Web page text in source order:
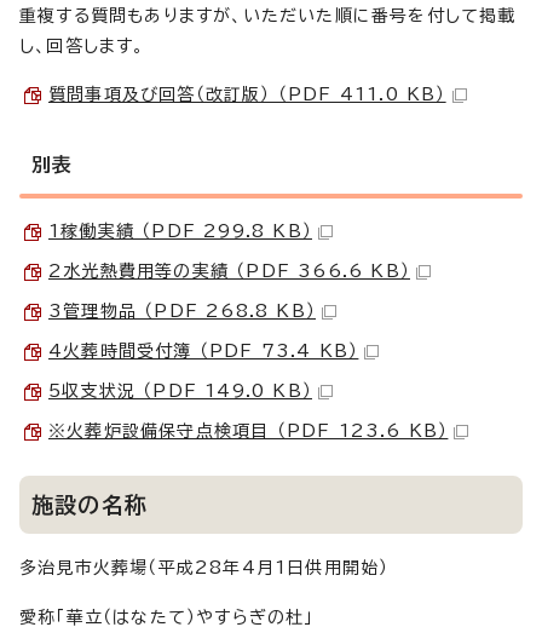
重複する質問もありますが、いただいた順に番号を付して掲載
し、回答します。
質問事項及び回答（改訂版） （PDF 411.0 KB）
別表
1稼働実績 （PDF 299.8 KB）
2水光熱費用等の実績 （PDF 366.6 KB）
3管理物品 （PDF 268.8 KB）
4火葬時間受付簿 （PDF 73.4 KB）
5収支状況 （PDF 149.0 KB）
※火葬炉設備保守点検項目 （PDF 123.6 KB）
施設の名称
多治見市火葬場（平成28年4月1日供用開始）
愛称「華立（はなたて）やすらぎの杜」